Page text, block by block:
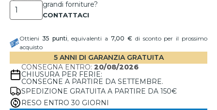
grandi forniture?
Ottieni 35 punti, equivalenti a7,00 €di sconto per il prossimo
acquisto
5 ANNI DI GARANZIA GRATUITA
CONSEGNA ENTRO: 20/08/2026
CHIUSURA PER FERIE:
CONSEGNE A PARTIRE DA SETTEMBRE.
SPEDIZIONE GRATUITA A PARTIRE DA 150€
RESO ENTRO 30 GIORNI